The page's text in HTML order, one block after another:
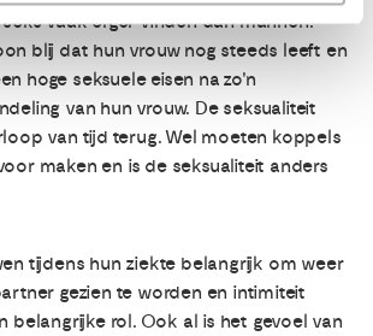
vaak erger vinden dan mannen.
blij dat hun vrouw nog steeds leeft en
hoge seksuele eisen na zo'n
van hun vrouw. De seksualiteit
van tijd terug. Wel moeten koppels
maken en is de seksualiteit anders
tijdens hun ziekte belangrijk om weer
gezien te worden en intimiteit
belangrijke rol. Ook al is het gevoel van